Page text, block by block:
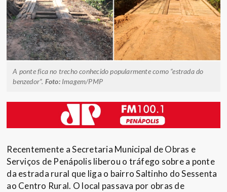
A ponte fica no trecho conhecido popularmente como “estrada do
benzedor”. Foto:Imagem/PMP
Recentemente a Secretaria Municipal de Obras e
Serviços de Penápolis liberou o tráfego sobre a ponte
da estrada rural que liga o bairro Saltinho do Sessenta
ao Centro Rural. O local passava por obras de